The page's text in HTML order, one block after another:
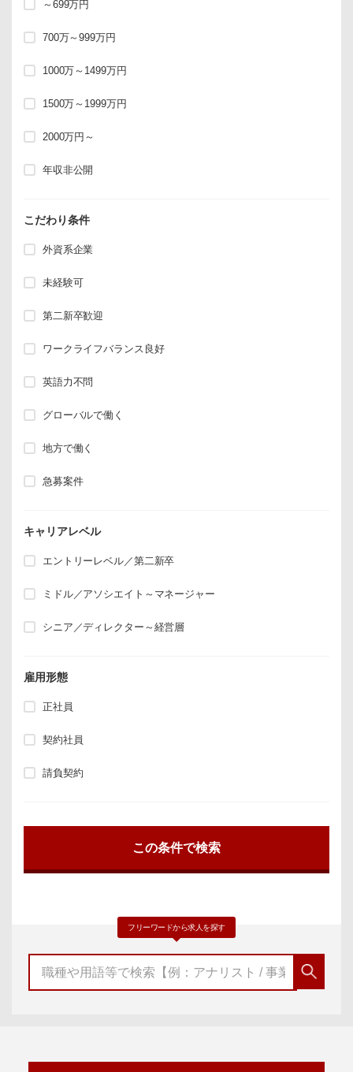
～699万円
700万～999万円
1000万～1499万円
1500万～1999万円
2000万円～
年収非公開
こだわり条件
外資系企業
未経験可
第二新卒歓迎
ワークライフバランス良好
英語力不問
グローバルで働く
地方で働く
急募案件
キャリアレベル
エントリーレベル／第二新卒
ミドル／アソシエイト～マネージャー
シニア／ディレクター～経営層
雇用形態
正社員
契約社員
請負契約
フリーワードから求人を探す